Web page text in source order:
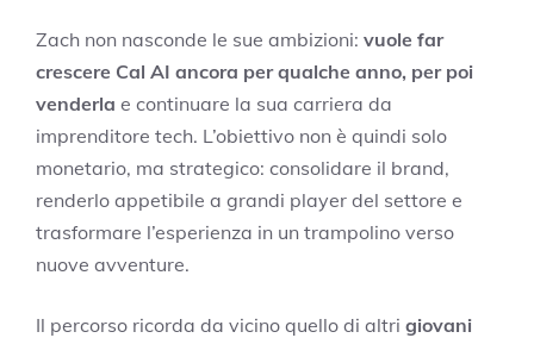
Zach non nasconde le sue ambizioni: vuole far
crescere Cal AI ancora per qualche anno, per poi
venderla e continuare la sua carriera da
imprenditore tech. L’obiettivo non è quindi solo
monetario, ma strategico: consolidare il brand,
renderlo appetibile a grandi player del settore e
trasformare l’esperienza in un trampolino verso
nuove avventure.
Il percorso ricorda da vicino quello di altri giovani